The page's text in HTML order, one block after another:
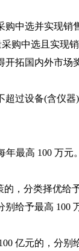
中选并实现销
购中选且实现
拓国内外市场
过设备(含仪
最高 100 万元。
，分类择优给
给予最高 100
亿元的，分别